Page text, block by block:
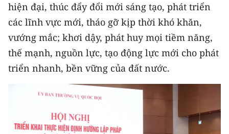
RADIO
MEDIA CENTER
E-Magazine
Media Kinh tế
hiện đại, thúc đẩy đổi mới sáng tạo, phát triển
các lĩnh vực mới, tháo gỡ kịp thời khó khăn,
vướng mắc; khơi dậy, phát huy mọi tiềm năng,
thế mạnh, nguồn lực, tạo động lực mới cho phát
triển nhanh, bền vững của đất nước.